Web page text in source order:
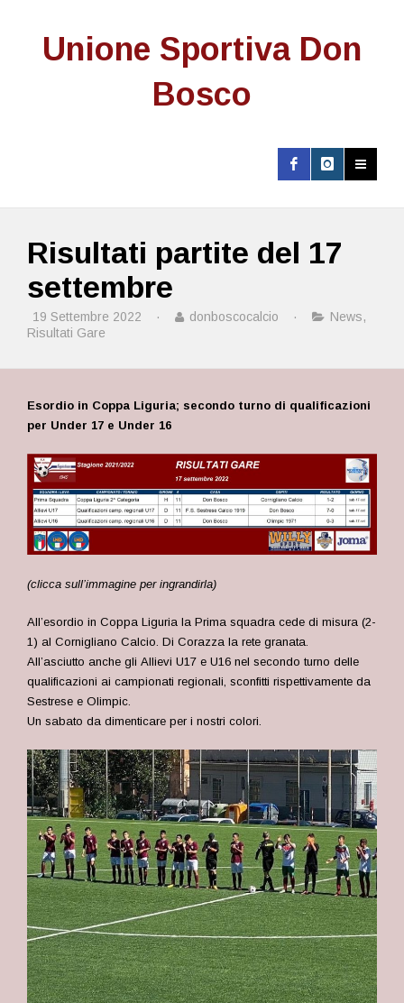
Unione Sportiva Don
Bosco
Risultati partite del 17
settembre
19 Settembre 2022 · donboscocalcio · News,
Risultati Gare
Esordio in Coppa Liguria; secondo turno di qualificazioni
per Under 17 e Under 16
(clicca sull’immagine per ingrandirla)
All’esordio in Coppa Liguria la Prima squadra cede di misura (2-
1) al Cornigliano Calcio. Di Corazza la rete granata.
All’asciutto anche gli Allievi U17 e U16 nel secondo turno delle
qualificazioni ai campionati regionali, sconfitti rispettivamente da
Sestrese e Olimpic.
Un sabato da dimenticare per i nostri colori.